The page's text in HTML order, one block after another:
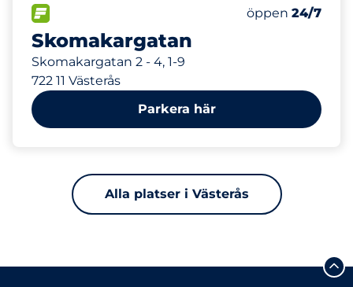
Skomakargatan
Skomakargatan 2 - 4, 1-9
722 11 Västerås
Antal
Totalt antal
Torsdag&nbsp
öppen 24/7
Parkera här
Alla platser i Västerås